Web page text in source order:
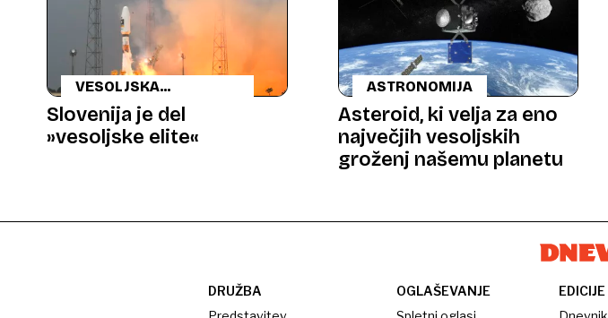
VESOLJSKA
INDUSTRIJA
Slovenija je del
»vesoljske elite«
ASTRONOMIJA
Asteroid, ki velja za eno
največjih vesoljskih
groženj našemu planetu
DRUŽBA
OGLAŠEVANJE
EDICIJE